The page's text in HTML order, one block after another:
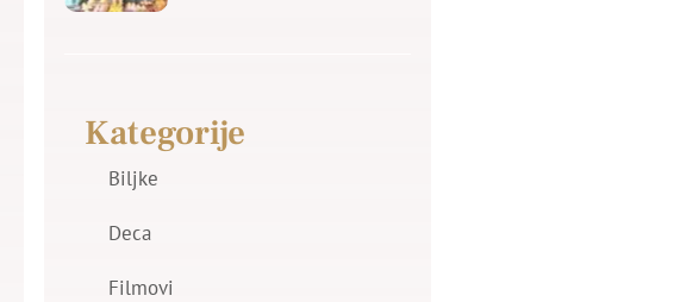
Kategorije
Biljke
Deca
Filmovi